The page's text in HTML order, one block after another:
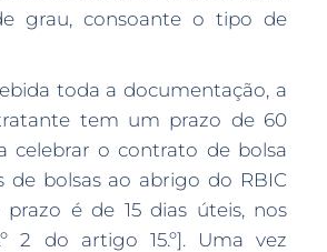
grau, consoante o tipo de
toda a documentação, a
tem um prazo de 60
celebrar o contrato de bolsa
de bolsas ao abrigo do RBIC
é de 15 dias úteis, nos
2 do artigo 15.º]. Uma vez